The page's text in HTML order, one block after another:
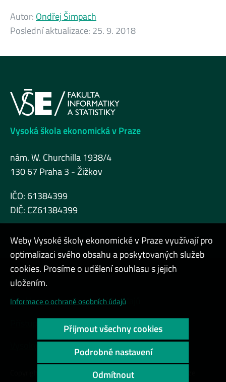
Autor: Ondřej Šimpach
Poslední aktualizace: 25. 9. 2018
Vysoká škola ekonomická v Praze
nám. W. Churchilla 1938/4
130 67 Praha 3 - Žižkov
IČO: 61384399
DIČ: CZ61384399
Admin
Cookies a ochrana osobních údajů
Přístupnost webu
Vysoký kontrast
Copyright © 2000 - 2026 Vysoká škola ekonomická v Praze
Weby Vysoké školy ekonomické v Praze využívají pro
optimalizaci svého obsahu a poskytovaných služeb
cookies. Prosíme o udělení souhlasu s jejich
uložením.
Informace o ochraně osobních údajů
Přijmout všechny cookies
Podrobné nastavení
Odmítnout